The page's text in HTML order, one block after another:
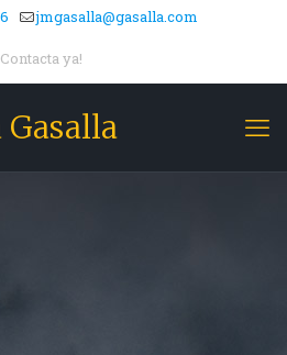
jmgasalla@gasalla.com
Contacta ya!
Gasalla